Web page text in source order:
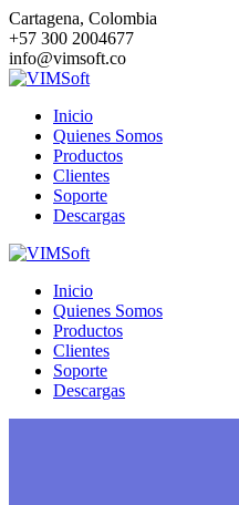
Saltar
al
contenido
Cartagena, Colombia
+57 300 2004677
info@vimsoft.co
Inicio
Quienes Somos
Productos
Clientes
Soporte
Descargas
Inicio
Quienes Somos
Productos
Clientes
Soporte
Descargas